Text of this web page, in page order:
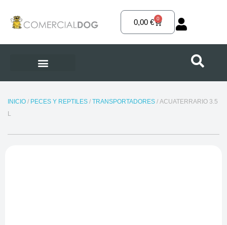
contenido
0,00€ 0
Carrito
INICIO/ PECES Y REPTILES/ TRANSPORTADORES/ ACUATERRARIO 3.5
L